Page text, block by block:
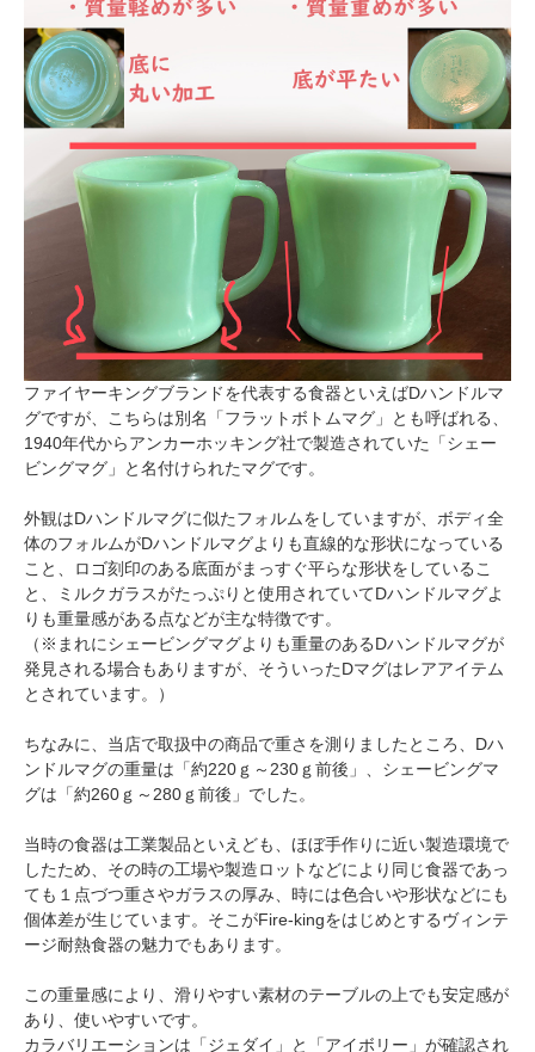
ファイヤーキングブランドを代表する食器といえばDハンドルマ
グですが、こちらは別名「フラットボトムマグ」とも呼ばれる、
1940年代からアンカーホッキング社で製造されていた「シェー
ビングマグ」と名付けられたマグです。
外観はDハンドルマグに似たフォルムをしていますが、ボディ全
体のフォルムがDハンドルマグよりも直線的な形状になっている
こと、ロゴ刻印のある底面がまっすぐ平らな形状をしているこ
と、ミルクガラスがたっぷりと使用されていてDハンドルマグよ
りも重量感がある点などが主な特徴です。
（※まれにシェービングマグよりも重量のあるDハンドルマグが
発見される場合もありますが、そういったDマグはレアアイテム
とされています。）
ちなみに、当店で取扱中の商品で重さを測りましたところ、Dハ
ンドルマグの重量は「約220ｇ～230ｇ前後」、シェービングマ
グは「約260ｇ～280ｇ前後」でした。
当時の食器は工業製品といえども、ほぼ手作りに近い製造環境で
したため、その時の工場や製造ロットなどにより同じ食器であっ
ても１点づつ重さやガラスの厚み、時には色合いや形状などにも
個体差が生じています。そこがFire-kingをはじめとするヴィンテ
ージ耐熱食器の魅力でもあります。
この重量感により、滑りやすい素材のテーブルの上でも安定感が
あり、使いやすいです。
カラバリエーションは「ジェダイ」と「アイボリー」が確認され